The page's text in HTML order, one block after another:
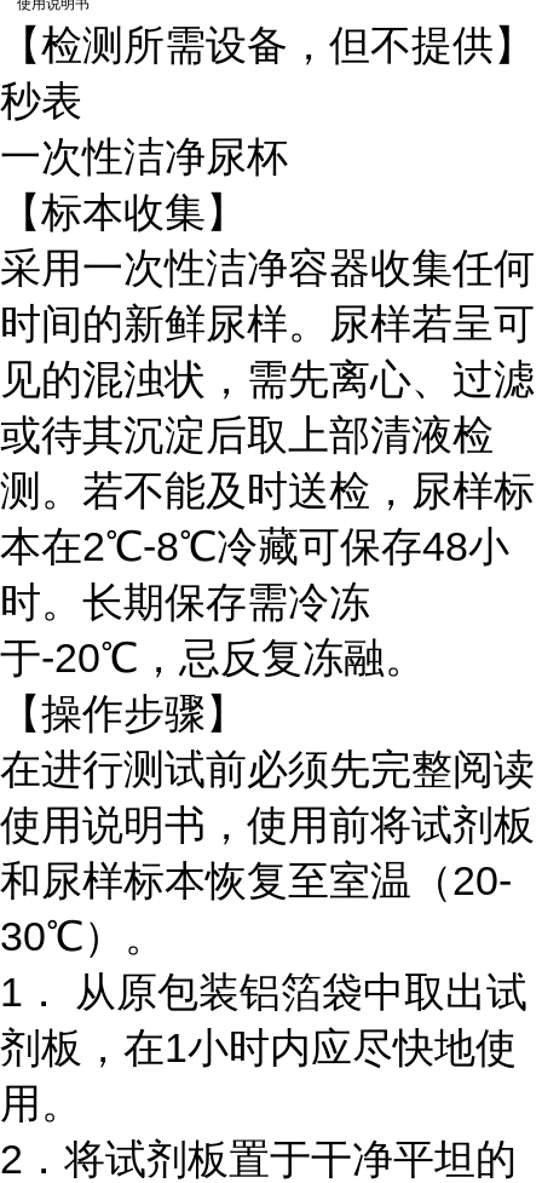
使用说明书
【检测所需设备，但不提供】
秒表
一次性洁净尿杯
【标本收集】
采用一次性洁净容器收集任何
时间的新鲜尿样。尿样若呈可
见的混浊状，需先离心、过滤
或待其沉淀后取上部清液检
测。若不能及时送检，尿样标
本在2℃-8℃冷藏可保存48小
时。长期保存需冷冻
于-20℃，忌反复冻融。
【操作步骤】
在进行测试前必须先完整阅读
使用说明书，使用前将试剂板
和尿样标本恢复至室温（20-
30℃）。
1． 从原包装铝箔袋中取出试
剂板，在1小时内应尽快地使
用。
2．将试剂板置于干净平坦的